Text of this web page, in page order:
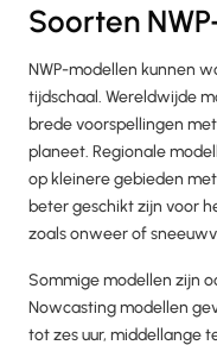
Soorten
NWP-modellen kunnen
tijdschaal. Wereldwijde
brede voorspellingen
planeet. Regionale
op kleinere gebieden
beter geschikt zijn voor
zoals onweer of
Sommige modellen zijn
Nowcasting modellen
tot zes uur, middellange